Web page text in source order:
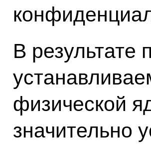
В результате
физической
значительно